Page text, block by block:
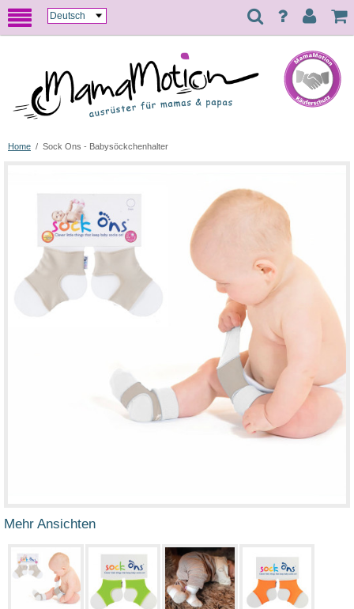
Home / Sock Ons - Babysöckchenhalter
Mehr Ansichten